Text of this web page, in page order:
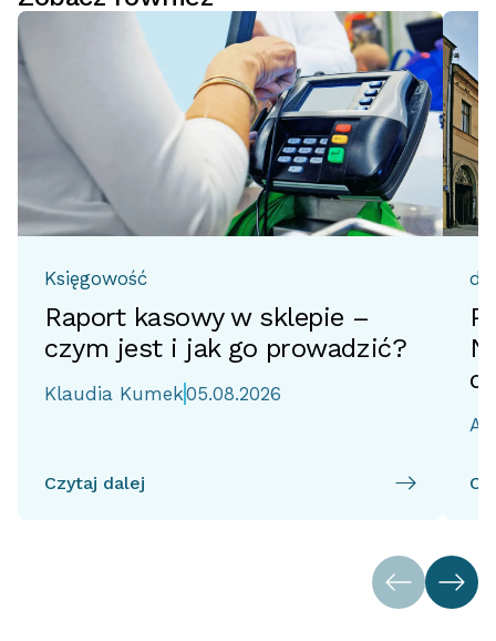
Księgowość
Raport kasowy w sklepie –
czym jest i jak go prowadzić?
Klaudia Kumek05.08.2026
Czytaj dalej